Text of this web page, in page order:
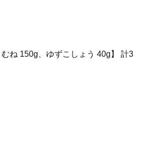
ね 150g、ゆずこしょう 40g】 計3